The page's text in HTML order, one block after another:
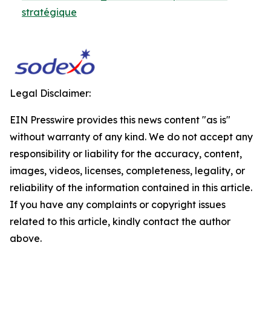
stratégique
Legal Disclaimer:
EIN Presswire provides this news content "as is"
without warranty of any kind. We do not accept any
responsibility or liability for the accuracy, content,
images, videos, licenses, completeness, legality, or
reliability of the information contained in this article.
If you have any complaints or copyright issues
related to this article, kindly contact the author
above.